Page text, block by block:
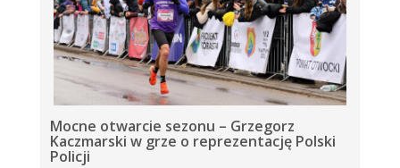
Mocne otwarcie sezonu – Grzegorz
Kaczmarski w grze o reprezentację Polski
Policji